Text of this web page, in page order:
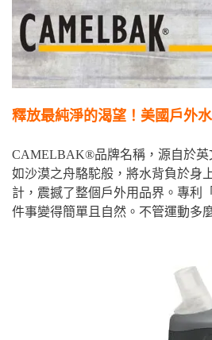
釋放最純淨的渴望！美國戶外
CAMELBAK®品牌名稱，源自於
如沙漠之舟駱駝般，將水背負於身
計，震撼了整個戶外用品界。專利
件事變得簡單且自然。不管運動多